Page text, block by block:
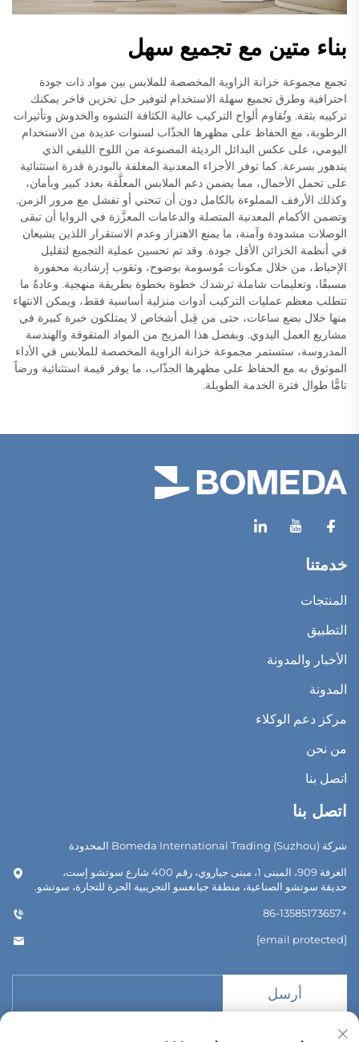
بناء متين مع تجميع سهل
تجمع مجموعة خزانة الزاوية المخصصة للملابس بين مواد ذات جودة
احترافية وطرق تجميع سهلة الاستخدام لتوفير حل تخزين فاخر يمكنك
تركيبه بثقة. وتُقاوم ألواح التركيب عالية الكثافة التشوه والخدوش وتأثيرات
الرطوبة، مع الحفاظ على مظهرها الجذّاب لسنوات عديدة من الاستخدام
اليومي، على عكس البدائل الرديئة المصنوعة من اللوح الليفي الذي
يتدهور بسرعة. كما توفر الأجزاء المعدنية المغلفة بالبودرة قدرة استثنائية
على تحمل الأحمال، مما يضمن دعم الملابس المعلَّقة بعدد كبير وبأمان،
وكذلك الأرفف المملوءة بالكامل دون أن تنحني أو تفشل مع مرور الزمن.
وتضمن الأكمام المعدنية المتصلة والدعامات المعزَّزة في الزوايا أن تبقى
الوصلات مشدودة وآمنة، ما يمنع الاهتزاز وعدم الاستقرار اللذين يشيعان
في أنظمة الخزائن الأقل جودة. وقد تم تحسين عملية التجميع لتقليل
الإحباط، من خلال مكونات مُوسومة بوضوح، وثقوب إرشادية محفورة
مسبقًا، وتعليمات شاملة ترشدك خطوة بخطوة بطريقة منهجية. وعادةً ما
تتطلب معظم عمليات التركيب أدوات منزلية أساسية فقط، ويمكن الانتهاء
منها خلال بضع ساعات، حتى من قِبل أشخاص لا يمتلكون خبرة كبيرة في
مشاريع العمل اليدوي. وبفضل هذا المزيج من المواد المتفوقة والهندسة
المدروسة، ستستمر مجموعة خزانة الزاوية المخصصة للملابس في الأداء
الموثوق به مع الحفاظ على مظهرها الجذّاب، ما يوفر قيمة استثنائية ورضاً
تامًّا طوال فترة الخدمة الطويلة.
خدمتنا
المنتجات
التطبيق
الأخبار والمدونة
المدونة
مركز دعم الوكلاء
من نحن
اتصل بنا
اتصل بنا
شركة Bomeda International Trading (Suzhou) المحدودة
الغرفة 909، المبنى 1، مبنى جياروي، رقم 400 شارع سوتشو إست،
حديقة سوتشو الصناعية، منطقة جيانغسو التجريبية الحرة للتجارة، سوتشو.
+86-13585173657
[email protected]
أرسل